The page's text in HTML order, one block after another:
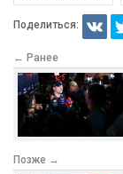
Поделиться:
← Ранее
Позже →